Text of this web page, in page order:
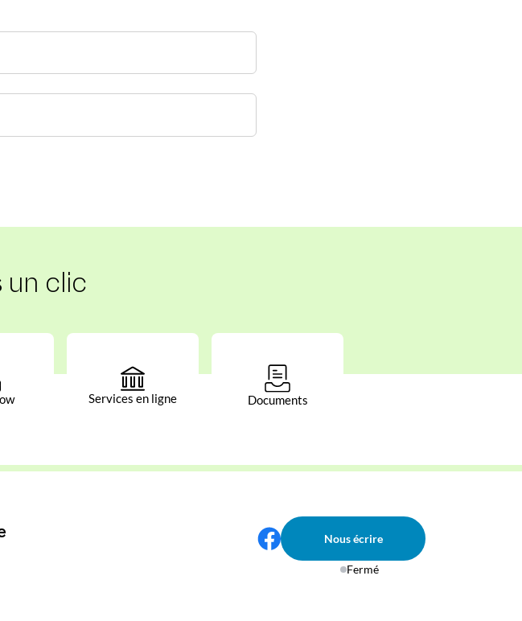
un clic
Services en ligne Documents
Nous écrire
Fermé